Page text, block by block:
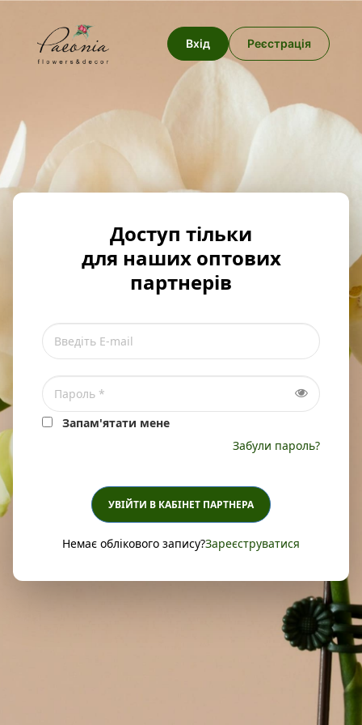
Вхід Реєстрація
Доступ тільки
для наших оптових
партнерів
Запам'ятати мене
Забули пароль?
УВІЙТИ В КАБІНЕТ ПАРТНЕРА
Немає облікового запису?Зареєструватися